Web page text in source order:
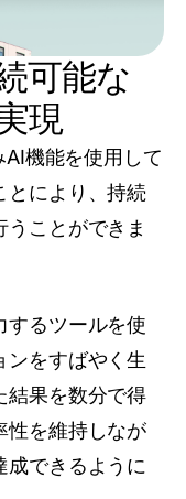
可能な
現
機能を使用して
とにより、持続
ことができま
するツールを使
ンをすばやく生
結果を数分で得
性を維持しなが
成できるように